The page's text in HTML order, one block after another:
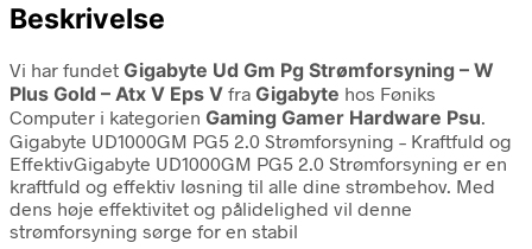
Beskrivelse
Vi har fundet Gigabyte Ud Gm Pg Strømforsyning – W
Plus Gold – Atx V Eps V fra Gigabyte hos Føniks
Computer i kategorien Gaming Gamer Hardware Psu.
Gigabyte UD1000GM PG5 2.0 Strømforsyning – Kraftfuld og
EffektivGigabyte UD1000GM PG5 2.0 Strømforsyning er en
kraftfuld og effektiv løsning til alle dine strømbehov. Med
dens høje effektivitet og pålidelighed vil denne
strømforsyning sørge for en stabil